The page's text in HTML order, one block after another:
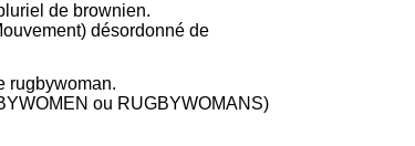
de brownien.
désordonné de
rugbywoman.
ou RUGBYWOMANS)